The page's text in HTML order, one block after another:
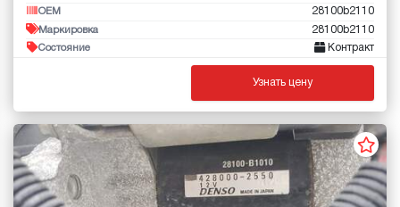
OEM 28100b2110
Маркировка 28100b2110
Состояние Контракт
Узнать цену